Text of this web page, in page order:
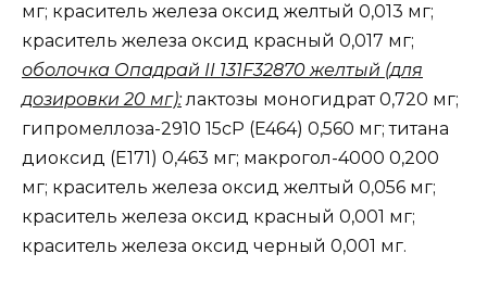
мг; краситель железа оксид желтый 0,013 мг;
краситель железа оксид красный 0,017 мг;
оболочка Опадрай II 131F32870 желтый (для
дозировки 20 мг):лактозы моногидрат 0,720 мг;
гипромеллоза-2910 15сP (E464) 0,560 мг; титана
диоксид (E171) 0,463 мг; макрогол-4000 0,200
мг; краситель железа оксид желтый 0,056 мг;
краситель железа оксид красный 0,001 мг;
краситель железа оксид черный 0,001 мг.